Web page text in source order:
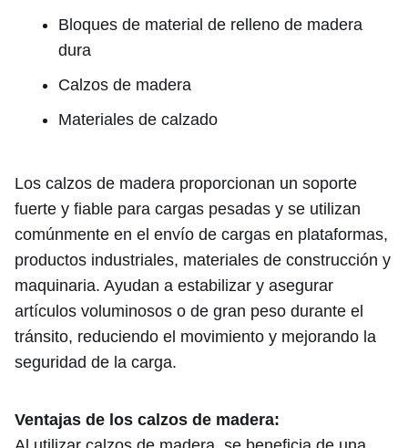
Bloques de material de relleno de madera
dura
Calzos de madera
Materiales de calzado
Los calzos de madera proporcionan un soporte
fuerte y fiable para cargas pesadas y se utilizan
comúnmente en el envío de cargas en plataformas,
productos industriales, materiales de construcción y
maquinaria. Ayudan a estabilizar y asegurar
artículos voluminosos o de gran peso durante el
tránsito, reduciendo el movimiento y mejorando la
seguridad de la carga.
Ventajas de los calzos de madera: